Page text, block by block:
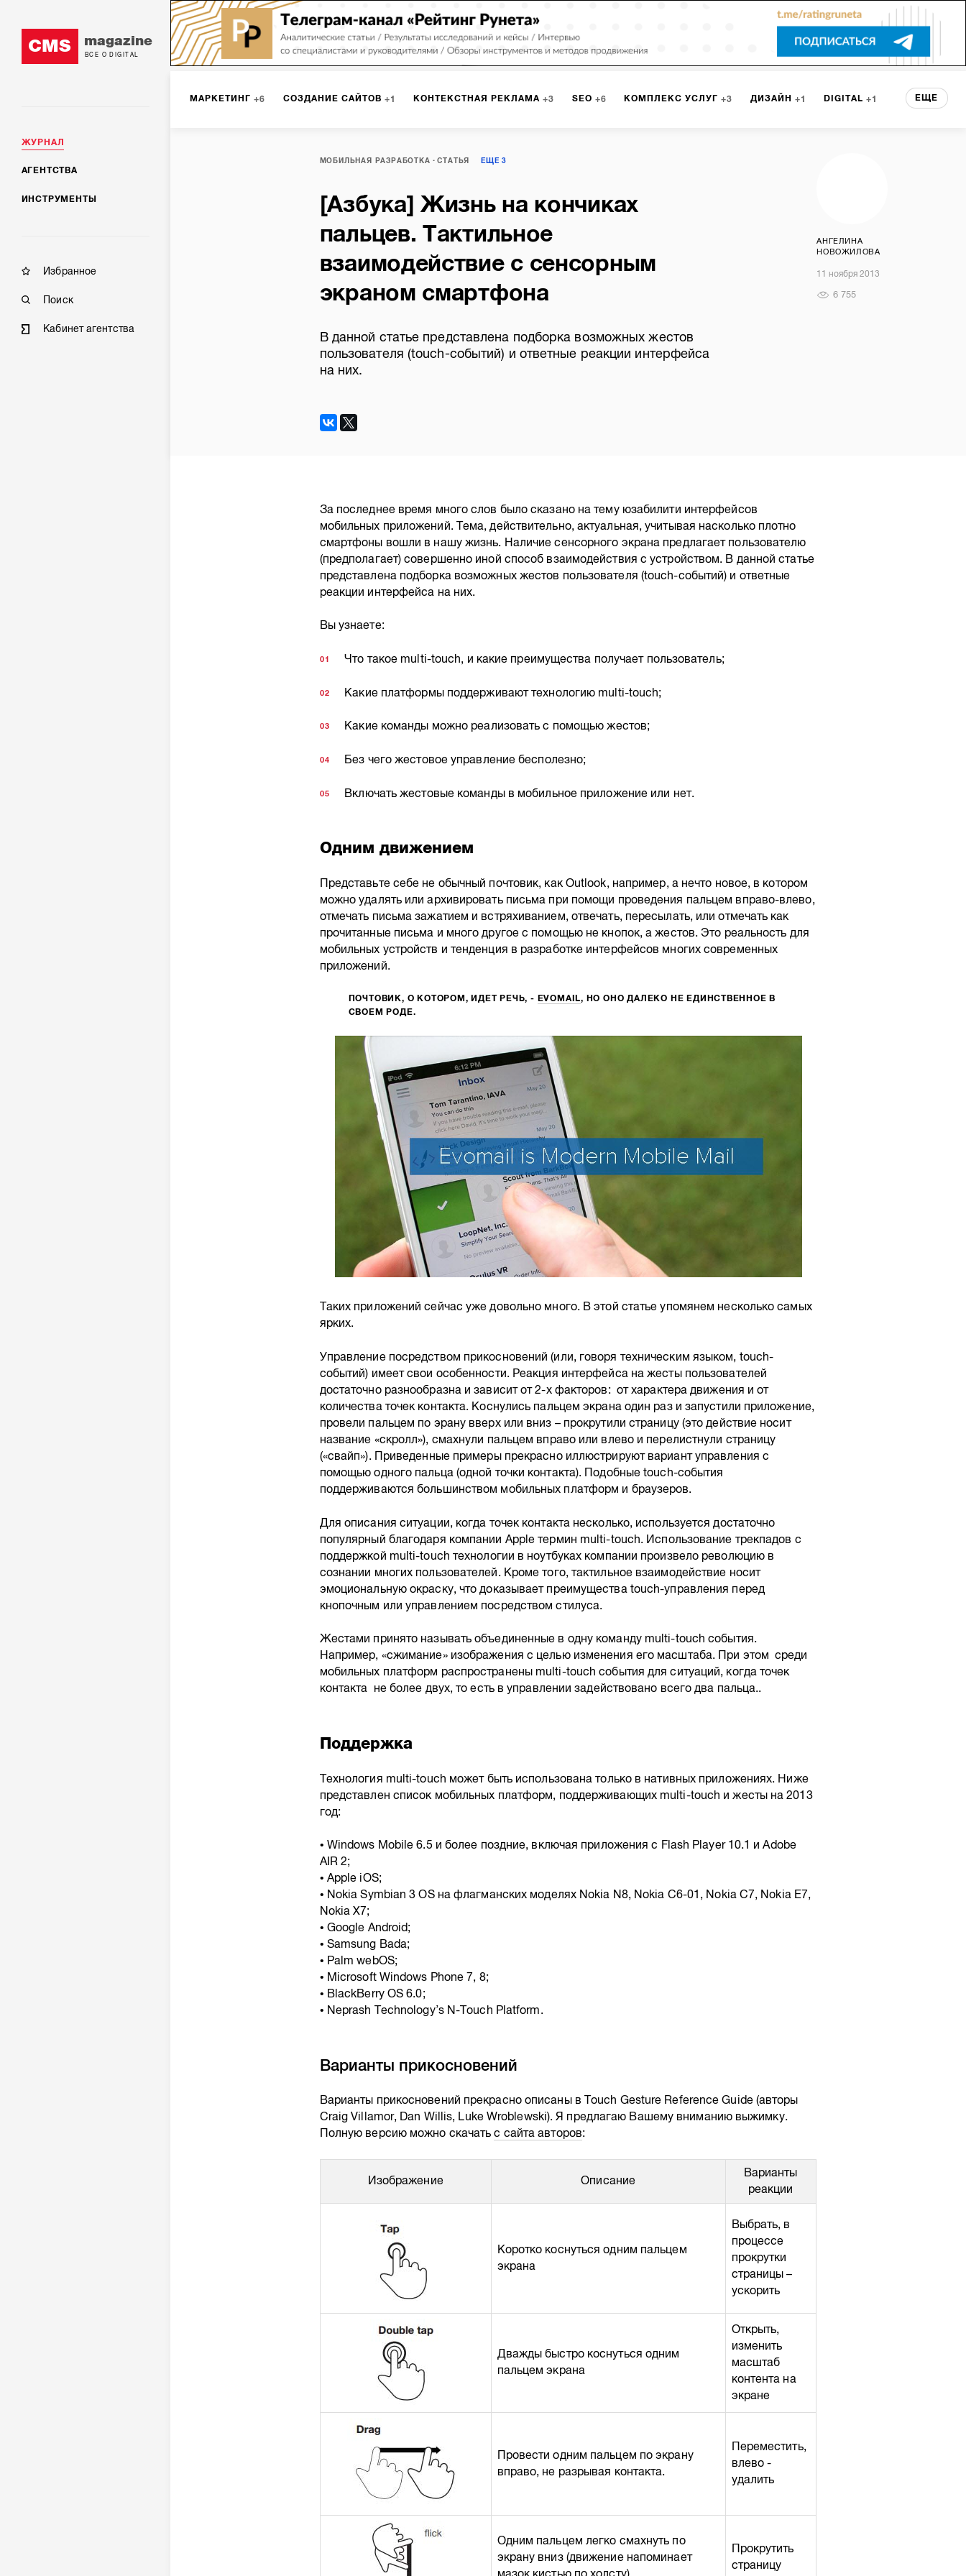
CMS magazine
ВСЕ О DIGITAL
ЖУРНАЛ
АГЕНТСТВА
ИНСТРУМЕНТЫ
Избранное
Поиск
Кабинет агентства
МАРКЕТИНГ 6 СОЗДАНИЕ САЙТОВ 1 КОНТЕКСТНАЯ РЕКЛАМА 3 SEO 6 КОМПЛЕКС УСЛУГ 3 ДИЗАЙН 1 DIGITAL 1
ИНТЕРНЕТ-МАРКЕТИНГ 9 ПРОГРАММИРОВАНИЕ
ЮЗАБИЛИТИ ИНТРАНЕТ МОНИТОРИНГ МЕНЕДЖМЕНТ
ЕЩЕ
МОБИЛЬНАЯ РАЗРАБОТКА СТАТЬЯ ЕЩЕ3
[Азбука] Жизнь на кончиках
пальцев. Тактильное
взаимодействие с сенсорным
экраном смартфона
В данной статье представлена подборка возможных жестов
пользователя (touch-событий) и ответные реакции интерфейса
на них.
АНГЕЛИНА
НОВОЖИЛОВА
11 ноября 2013
6 755
За последнее время много слов было сказано на тему юзабилити интерфейсов
мобильных приложений. Тема, действительно, актуальная, учитывая насколько плотно
смартфоны вошли в нашу жизнь. Наличие сенсорного экрана предлагает пользователю
(предполагает) совершенно иной способ взаимодействия с устройством. В данной статье
представлена подборка возможных жестов пользователя (touch-событий) и ответные
реакции интерфейса на них.
Вы узнаете:
Что такое multi-touch, и какие преимущества получает пользователь;
Какие платформы поддерживают технологию multi-touch;
Какие команды можно реализовать с помощью жестов;
Без чего жестовое управление бесполезно;
Включать жестовые команды в мобильное приложение или нет.
Одним движением
Представьте себе не обычный почтовик, как Outlook, например, а нечто новое, в котором
можно удалять или архивировать письма при помощи проведения пальцем вправо-влево,
отмечать письма зажатием и встряхиванием, отвечать, пересылать, или отмечать как
прочитанные письма и много другое с помощью не кнопок, а жестов. Это реальность для
мобильных устройств и тенденция в разработке интерфейсов многих современных
приложений.
ПОЧТОВИК, О КОТОРОМ, ИДЕТ РЕЧЬ, - EVOMAIL, НО ОНО ДАЛЕКО НЕ ЕДИНСТВЕННОЕ В
СВОЕМ РОДЕ.
Таких приложений сейчас уже довольно много. В этой статье упомянем несколько самых
ярких.
Управление посредством прикосновений (или, говоря техническим языком, touch-
событий) имеет свои особенности. Реакция интерфейса на жесты пользователей
достаточно разнообразна и зависит от 2-х факторов: от характера движения и от
количества точек контакта. Коснулись пальцем экрана один раз и запустили приложение,
провели пальцем по эрану вверх или вниз – прокрутили страницу (это действие носит
название «скролл»), смахнули пальцем вправо или влево и перелистнули страницу
(«свайп»). Приведенные примеры прекрасно иллюстрируют вариант управления с
помощью одного пальца (одной точки контакта). Подобные touch-события
поддерживаются большинством мобильных платформ и браузеров.
Для описания ситуации, когда точек контакта несколько, используется достаточно
популярный благодаря компании Apple термин multi-touch. Использование трекпадов с
поддержкой multi-touch технологии в ноутбуках компании произвело революцию в
сознании многих пользователей. Кроме того, тактильное взаимодействие носит
эмоциональную окраску, что доказывает преимущества touch-управления перед
кнопочным или управлением посредством стилуса.
Жестами принято называть объединенные в одну команду multi-touch события.
Например, «сжимание» изображения с целью изменения его масштаба. При этом среди
мобильных платформ распространены multi-touch события для ситуаций, когда точек
контакта не более двух, то есть в управлении задействовано всего два пальца..
Поддержка
Технология multi-touch может быть использована только в нативных приложениях. Ниже
представлен список мобильных платформ, поддерживающих multi-touch и жесты на 2013
год:
• Windows Mobile 6.5 и более поздние, включая приложения с Flash Player 10.1 и Adobe
AIR 2;
• Apple iOS;
• Nokia Symbian 3 OS на флагманских моделях Nokia N8, Nokia C6-01, Nokia C7, Nokia E7,
Nokia X7;
• Google Android;
• Samsung Bada;
• Palm webOS;
• Microsoft Windows Phone 7, 8;
• BlackBerry OS 6.0;
• Neprash Technology’s N-Touch Platform.
Варианты прикосновений
Варианты прикосновений прекрасно описаны в Touch Gesture Reference Guide (авторы
Craig Villamor, Dan Willis, Luke Wroblewski). Я предлагаю Вашему вниманию выжимку.
Полную версию можно скачатьс сайта авторов:
Изображение Описание
Варианты
реакции
Коротко коснуться одним пальцем
экрана
Выбрать, в
процессе
прокрутки
страницы –
ускорить
Дважды быстро коснуться одним
пальцем экрана
Открыть,
изменить
масштаб
контента на
экране
Провести одним пальцем по экрану
вправо, не разрывая контакта.
Переместить,
влево -
удалить
Одним пальцем легко смахнуть по
экрану вниз (движение напоминает
Прокрутить
страницу